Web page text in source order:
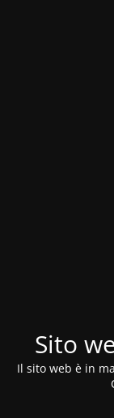
Sito
Il sito web è in